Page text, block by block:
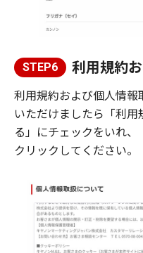
STEP6 利用規約
利用規約および個人情
いただけましたら「利
る」にチェックをいれ
クリックしてください。